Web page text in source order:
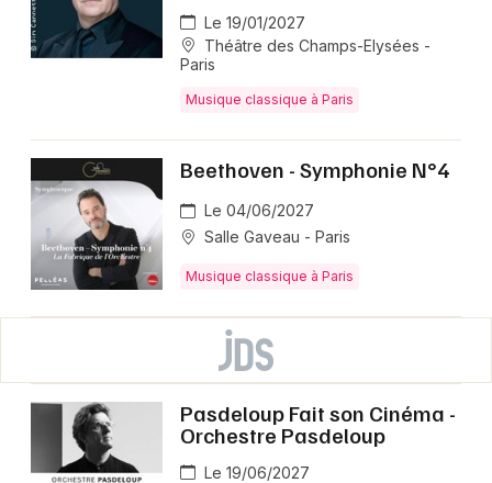
Le 19/01/2027
Théâtre des Champs-Elysées -
Paris
Musique classique à Paris
Beethoven - Symphonie N°4
Le 04/06/2027
Salle Gaveau - Paris
Musique classique à Paris
Pasdeloup Fait son Cinéma -
Orchestre Pasdeloup
Le 19/06/2027